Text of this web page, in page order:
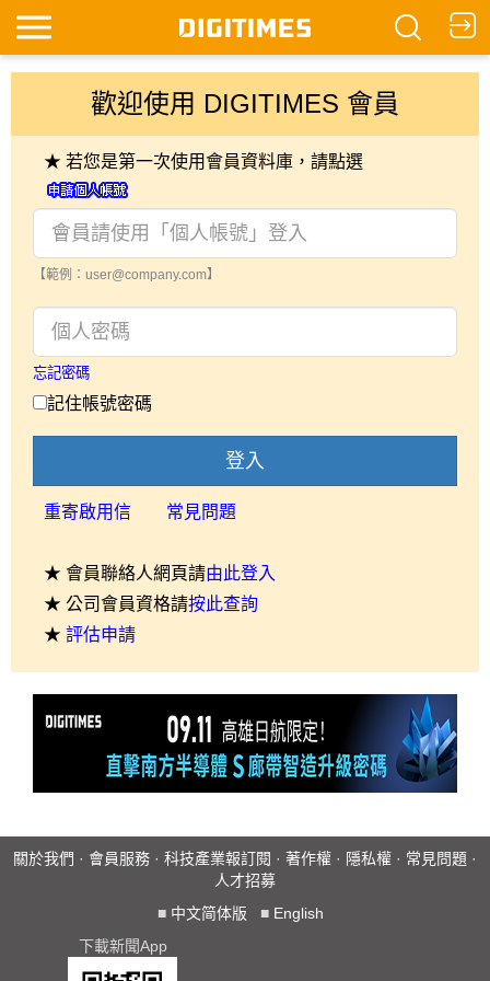
歡迎使用 DIGITIMES 會員
★ 若您是第一次使用會員資料庫，請點選
【範例：user@company.com】
忘記密碼
記住帳號密碼
登入
重寄啟用信 常見問題
★ 會員聯絡人網頁請由此登入
★ 公司會員資格請按此查詢
★ 評估申請
關於我們 · 會員服務 · 科技產業報訂閱 · 著作權 · 隱私權 · 常見問題 ·
人才招募
■ 中文简体版 ■ English
下載新聞App